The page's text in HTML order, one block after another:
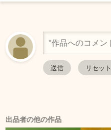
出品者の他の作品